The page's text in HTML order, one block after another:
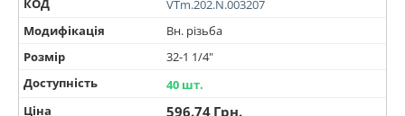
КОД
VTm.202.N.003207
Модифікація
Вн. різьба
Розмір
32-1 1/4"
Доступність
40 шт.
Ціна
596.74 Грн.